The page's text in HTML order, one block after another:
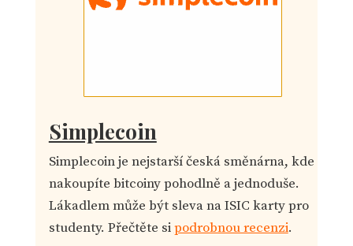
Simplecoin
Simplecoin je nejstarší česká směnárna, kde
nakoupíte bitcoiny pohodlně a jednoduše.
Lákadlem může být sleva na ISIC karty pro
studenty. Přečtěte sipodrobnou recenzi.